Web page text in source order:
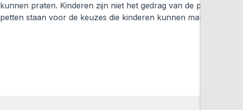
kunnen praten. Kinderen zijn niet het gedrag van de pet, maar de
petten staan voor de keuzes die kinderen kunnen maken.